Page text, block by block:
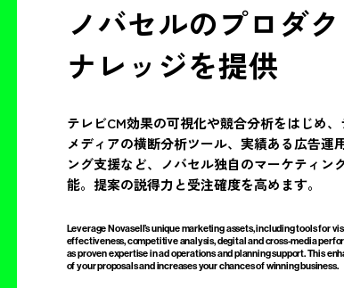
ノバセルのプロダ
ナレッジを提供
テレビCM効果の可視化や競合分析をはじめ
メディアの横断分析ツール、実績ある広告運
ング支援など、ノバセル独自のマーケティン
能。提案の説得力と受注確度を高めます。
Leverage Novasell’s unique marketing assets, including tools for
effectiveness, competitive analysis, degital and cross-media
as proven expertise in ad operations and planning support. This
of your proposals and increases your chances of winning business.